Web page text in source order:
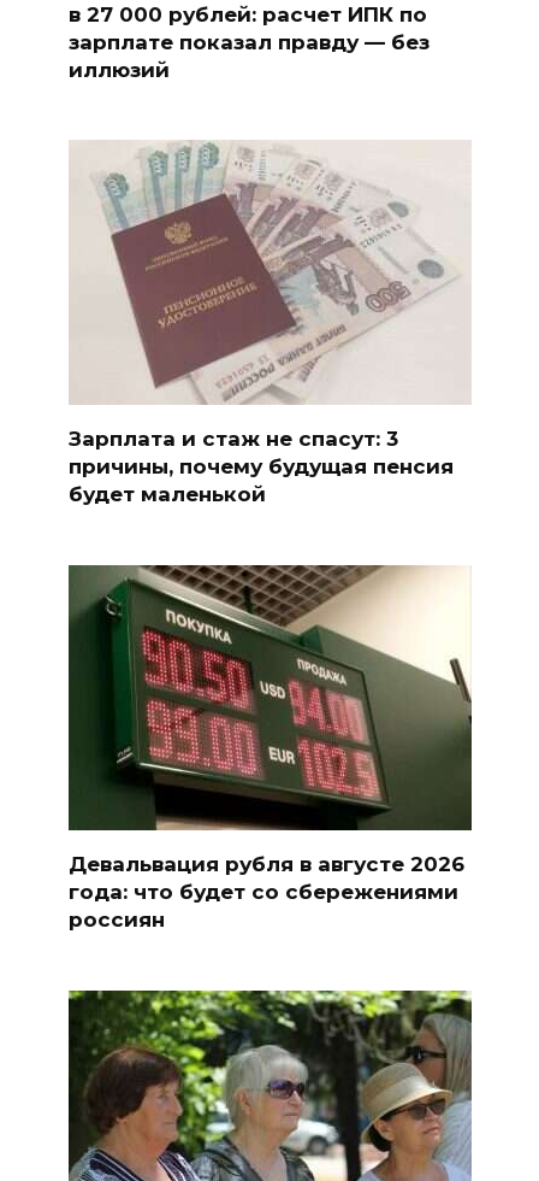
в 27 000 рублей: расчет ИПК по
зарплате показал правду — без
иллюзий
Зарплата и стаж не спасут: 3
причины, почему будущая пенсия
будет маленькой
Девальвация рубля в августе 2026
года: что будет со сбережениями
россиян